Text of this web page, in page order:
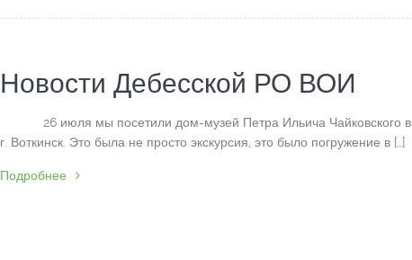
Новости Дебесской РО ВОИ
26 июля мы посетили дом-музей Петра Ильича Чайковского в
г. Воткинск. Это была не просто экскурсия, это было погружение в […]
Подробнее